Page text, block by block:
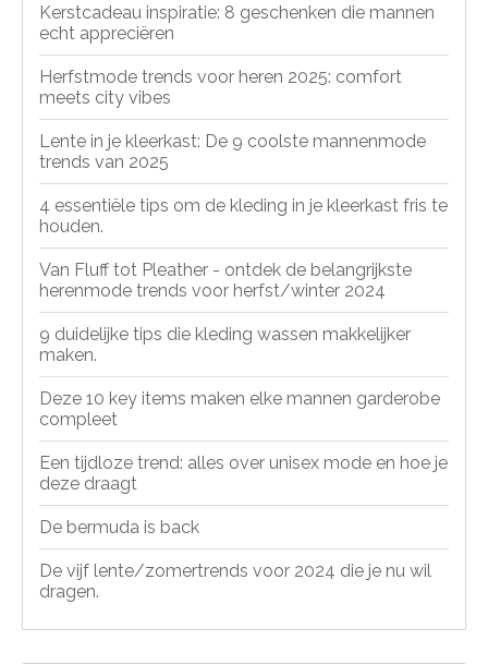
Kerstcadeau inspiratie: 8 geschenken die mannen
echt appreciëren
Herfstmode trends voor heren 2025: comfort
meets city vibes
Lente in je kleerkast: De 9 coolste mannenmode
trends van 2025
4 essentiële tips om de kleding in je kleerkast fris te
houden.
Van Fluff tot Pleather - ontdek de belangrijkste
herenmode trends voor herfst/winter 2024
9 duidelijke tips die kleding wassen makkelijker
maken.
Deze 10 key items maken elke mannen garderobe
compleet
Een tijdloze trend: alles over unisex mode en hoe je
deze draagt
De bermuda is back
De vijf lente/zomertrends voor 2024 die je nu wil
dragen.